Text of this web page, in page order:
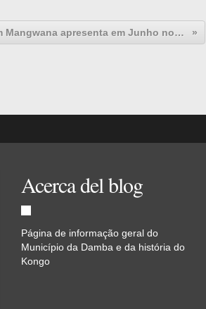
Sam Mangwana apresenta em Junho novo disco
Acerca del blog
Página de informação geral do
Município da Damba e da história do
Kongo